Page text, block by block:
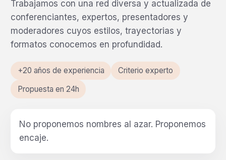
Trabajamos con una red diversa y actualizada de
conferenciantes, expertos, presentadores y
moderadores cuyos estilos, trayectorias y
formatos conocemos en profundidad.
+20 años de experiencia
Criterio experto
Propuesta en 24h
No proponemos nombres al azar. Proponemos
encaje.